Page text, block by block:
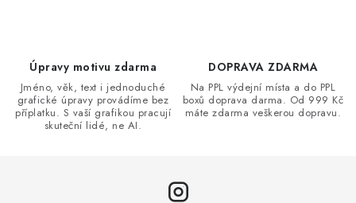
Úpravy motivu zdarma
Jméno, věk, text i jednoduché
grafické úpravy provádíme bez
příplatku. S vaší grafikou pracují
skuteční lidé, ne AI.
DOPRAVA ZDARMA
Na PPL výdejní místa a do PPL
boxů doprava darma. Od 999 Kč
máte zdarma veškerou dopravu.